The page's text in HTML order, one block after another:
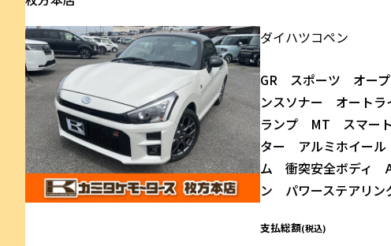
ダイハツコペン
GR スポーツ オー
ンスソナー オート
ランプ MT スマー
ター アルミホイー
ム 衝突安全ボディ
ン パワーステアリン
支払総額(税込)